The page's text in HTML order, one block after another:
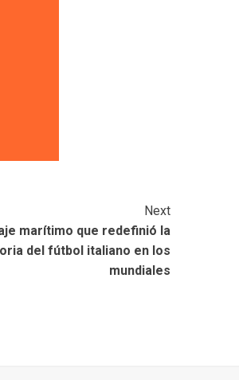
Next
marítimo que redefinió la
del fútbol italiano en los
mundiales